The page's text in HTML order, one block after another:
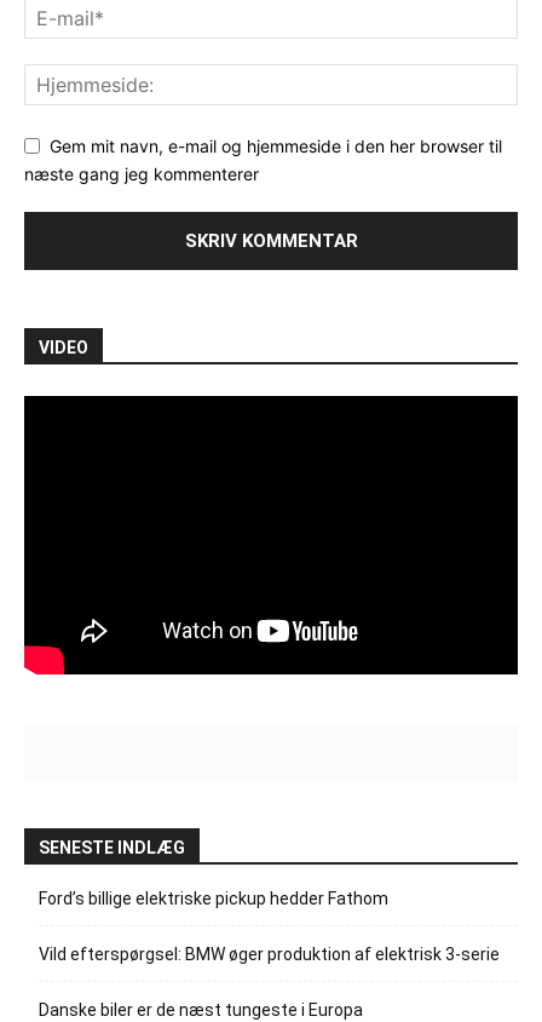
Gem mit navn, e-mail og hjemmeside i den her browser til
næste gang jeg kommenterer
VIDEO
SENESTE INDLÆG
Ford’s billige elektriske pickup hedder Fathom
Vild efterspørgsel: BMW øger produktion af elektrisk 3-serie
Danske biler er de næst tungeste i Europa